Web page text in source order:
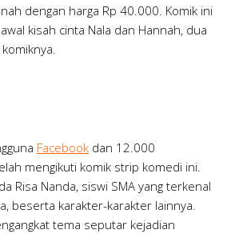
dengan harga Rp 40.000. Komik ini
kisah cinta Nala dan Hannah, dua
Facebook dan 12.000
mengikuti komik strip komedi ini.
Risa Nanda, siswi SMA yang terkenal
beserta karakter-karakter lainnya.
tema seputar kejadian